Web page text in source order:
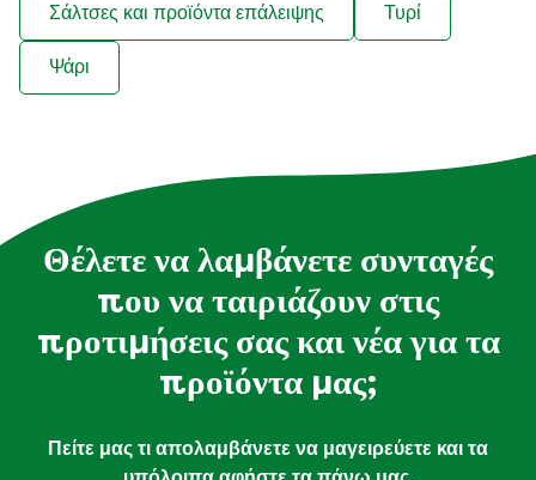
Σάλτσες και προϊόντα επάλειψης Τυρί
Ψάρι
Θέλετε να λαμβάνετε συνταγές
που να ταιριάζουν στις
προτιμήσεις σας και νέα για τα
προϊόντα μας;
Πείτε μας τι απολαμβάνετε να μαγειρεύετε και τα